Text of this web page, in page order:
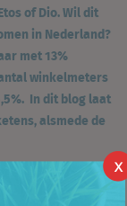
of Dio. Wil dit
in Nederland?
met 13%
winkelmeters
In dit blog laat
alsmede de
is het aantal
X